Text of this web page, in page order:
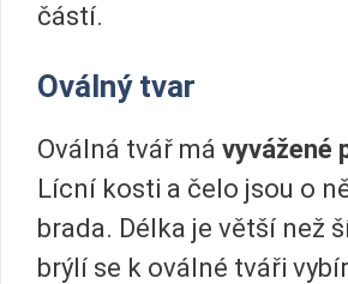
částí.
Oválný tvar
Oválná tvář má vyvážené
Lícní kosti a čelo jsou o
brada. Délka je větší než
brýlí se k oválné tváři